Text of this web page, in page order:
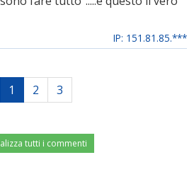
IP: 151.81.85.***
1 2 3
tutti i commenti